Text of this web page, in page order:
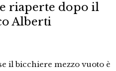
riaperte dopo il
Alberti
il bicchiere mezzo vuoto è